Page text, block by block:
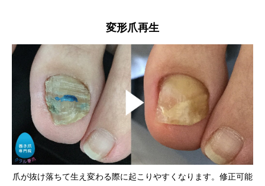
変形爪再生
爪が抜け落ちて生え変わる際に起こりやすくなります。修正可能